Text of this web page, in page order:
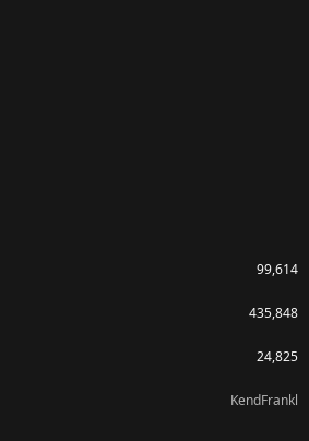
99,614
435,848
24,825
KendFrankl